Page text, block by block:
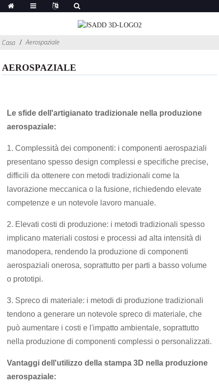
Casa Aerospaziale
AEROSPAZIALE
Le sfide dell'artigianato tradizionale nella produzione
aerospaziale:
1. Complessità dei componenti: i componenti aerospaziali
presentano spesso design complessi e specifiche precise,
difficili da ottenere con metodi tradizionali come la
lavorazione meccanica o la fusione, richiedendo elevate
competenze e un notevole lavoro manuale.
2. Elevati costi di produzione: i metodi tradizionali spesso
implicano materiali costosi e processi ad alta intensità di
manodopera, rendendo la produzione di componenti
aerospaziali onerosa, soprattutto per parti a basso volume
o prototipi.
3. Spreco di materiale: i metodi di produzione tradizionali
tendono a generare un notevole spreco di materiale, che
può aumentare i costi e l'impatto ambientale, soprattutto
nella produzione di componenti complessi o personalizzati.
Vantaggi dell'utilizzo della stampa 3D nella produzione
aerospaziale: